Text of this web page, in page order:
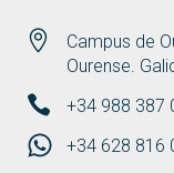
Campus de
Ourense.
+34 988 387
+34 628 816